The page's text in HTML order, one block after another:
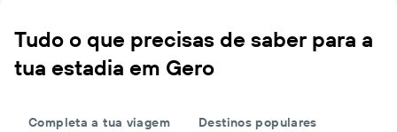
Tudo o que precisas de saber para a
tua estadia em Gero
Completa a tua viagem Destinos populares